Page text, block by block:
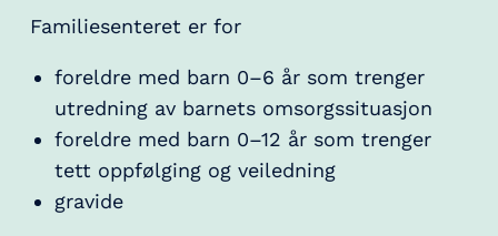
Familiesenteret er for
foreldre med barn 0–6 år som trenger
utredning av barnets omsorgssituasjon
foreldre med barn 0–12 år som trenger
tett oppfølging og veiledning
gravide